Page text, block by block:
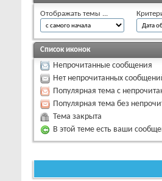
Отображать темы ...
Список иконок
Непрочитанные сообщения
Нет непрочитанных
Популярная тема с
Популярная тема без
Тема закрыта
В этой теме есть ваши